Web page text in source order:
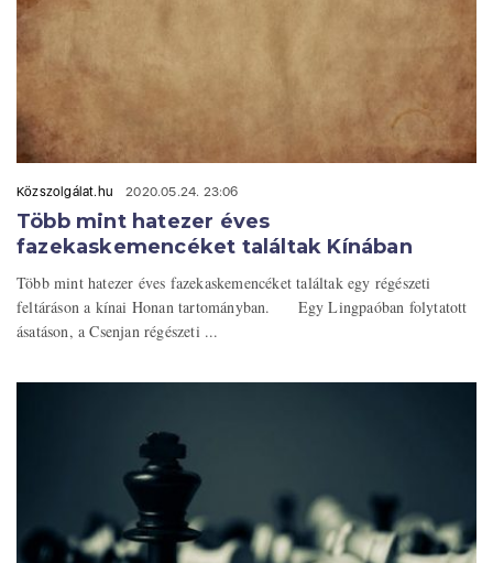
Közszolgálat.hu 2020.05.24. 23:06
Több mint hatezer éves
fazekaskemencéket találtak Kínában
Több mint hatezer éves fazekaskemencéket találtak egy régészeti
feltáráson a kínai Honan tartományban. Egy Lingpaóban folytatott
ásatáson, a Csenjan régészeti ...